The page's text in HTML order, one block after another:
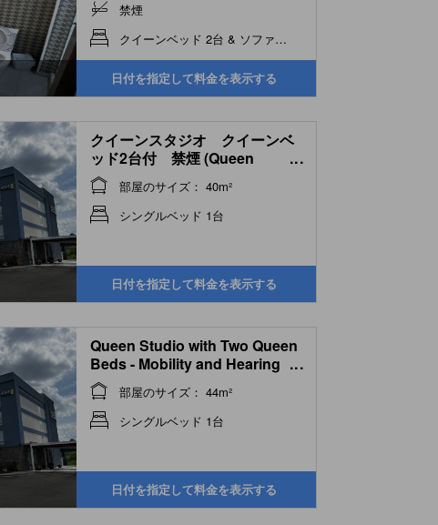
禁煙
クイーンベッド 2台 & ソファーベッド 1台
日付を指定して料金を表示する
クイーンスタジオ クイーンベ
ッド2台付 禁煙 (Queen
Studio with Two Queen Beds -
Non-Smoking)
...
部屋のサイズ： 40m²
シングルベッド 1台
日付を指定して料金を表示する
Queen Studio with Two Queen
Beds - Mobility and Hearing
Access/Non-Smoking
...
部屋のサイズ： 44m²
シングルベッド 1台
日付を指定して料金を表示する